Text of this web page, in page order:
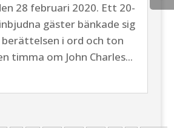
28 februari 2020. Ett 20-
gäster bänkade sig
i ord och ton
timma om John Charles...